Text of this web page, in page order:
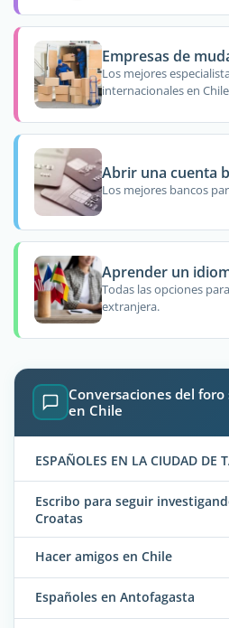
Empresas de
Los mejores
internacionales en
Abrir una cuenta
Los mejores bancos
Aprender un
Todas las opciones
extranjera.
Conversaciones del
en Chile
ESPAÑOLES EN LA CIUDAD DE
Escribo para seguir
Croatas
Hacer amigos en Chile
Españoles en Antofagasta